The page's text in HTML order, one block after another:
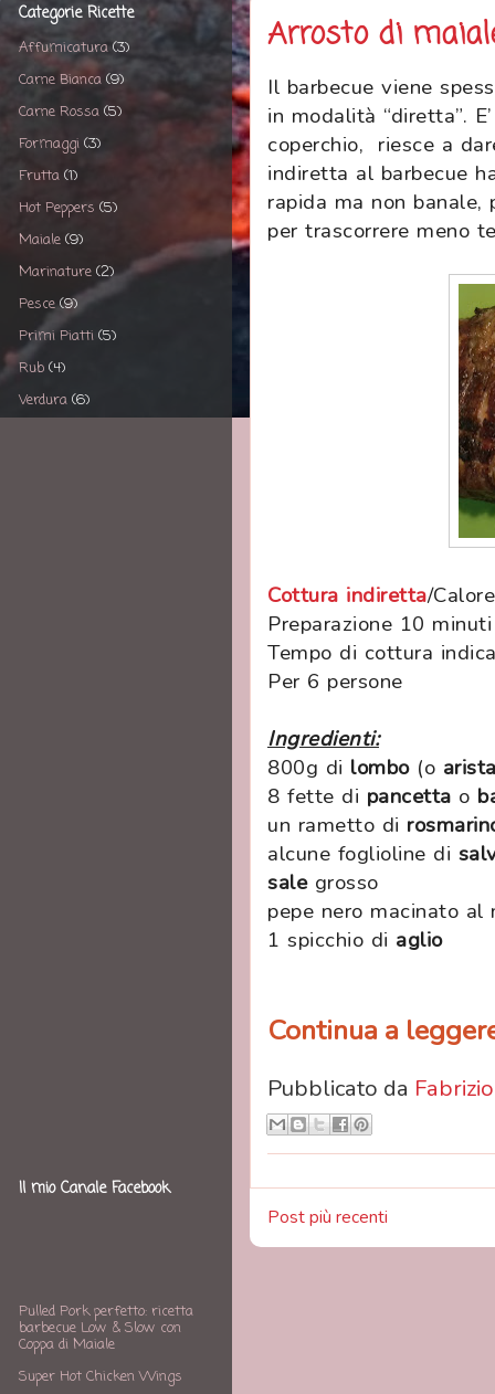
Arrosto di
Il barbecue viene
in modalità “diretta”.
coperchio, riesce a
indiretta al barbecue
rapida ma non
per trascorrere meno
Cottura indiretta/
Preparazione 10 minuti
Tempo di cottura
Per 6 persone
Ingredienti:
800g di lombo (o
8 fette di pancetta o
un rametto di
alcune foglioline di
salegrosso
pepe nero macinato al
1 spicchio di aglio
Continua a
Pubblicato da
Post più recenti
Categorie Ricette
Affumicatura (3)
Carne Bianca (9)
Carne Rossa (5)
Formaggi (3)
Frutta (1)
Hot Peppers (5)
Maiale (9)
Marinature (2)
Pesce (9)
Primi Piatti (5)
Rub (4)
Verdura (6)
Il mio Canale Facebook
Pulled Pork perfetto: ricetta
barbecue Low & Slow con
Coppa di Maiale
Super Hot Chicken Wings